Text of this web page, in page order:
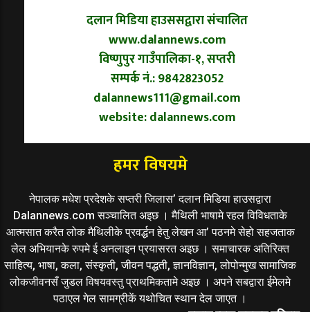
दलान मिडिया हाउससद्वारा संचालित
www.dalannews.com
विष्णुपुर गाउँपालिका-१, सप्तरी
सम्पर्क नं.: 9842823052
dalannews111@gmail.com
website: dalannews.com
हमर विषयमे
नेपालक मधेश प्रदेशके सप्तरी जिलास’ दलान मिडिया हाउसद्वारा
Dalannews.com सञ्चालित अइछ । मैथिली भाषामे रहल विविधताके
आत्मसात करैत लोक मैथिलीके प्रवर्द्धन हेतु लेखन आ’ पठनमे सेहो सहजताक
लेल अभियानके रुपमे ई अनलाइन प्रयासरत अइछ । समाचारक अतिरिक्त
साहित्य, भाषा, कला, संस्कृती, जीवन पद्धती, ज्ञानविज्ञान, लोपोन्मुख सामाजिक
लोकजीवनसँ जुडल विषयवस्तु प्राथमिकतामे अइछ । अपने सबद्वारा ईमेलमे
पठाएल गेल सामग्रीकें यथोचित स्थान देल जाएत ।